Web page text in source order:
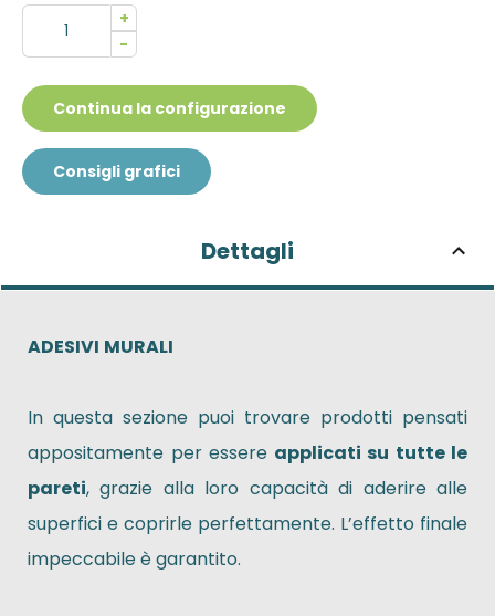
+
-
Continua la configurazione
Consigli grafici
Dettagli
ADESIVI MURALI
In questa sezione puoi trovare prodotti pensati
appositamente per essere applicati su tutte le
pareti, grazie alla loro capacità di aderire alle
superfici e coprirle perfettamente. L’effetto finale
impeccabile è garantito.